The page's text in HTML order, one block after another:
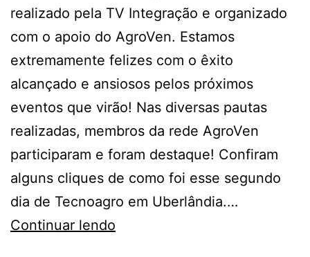
realizado pela TV Integração e organizado
com o apoio do AgroVen. Estamos
extremamente felizes com o êxito
alcançado e ansiosos pelos próximos
eventos que virão! Nas diversas pautas
realizadas, membros da rede AgroVen
participaram e foram destaque! Confiram
alguns cliques de como foi esse segundo
dia de Tecnoagro em Uberlândia.…
Continuar lendo